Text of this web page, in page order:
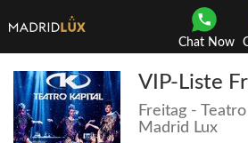
Chat Now
VIP-Liste
Freitag -
Madrid Lux